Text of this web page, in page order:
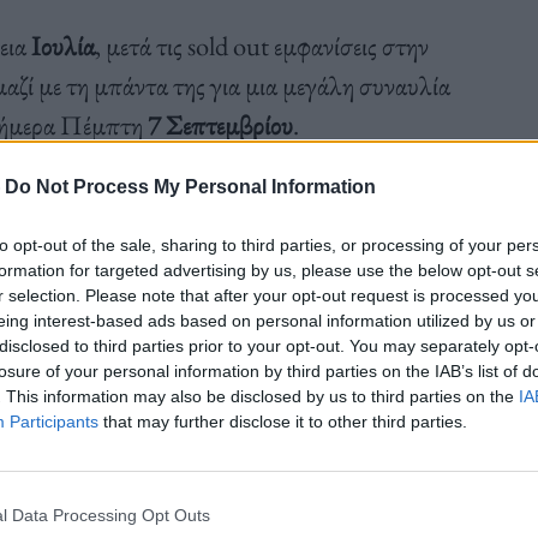
Do Not Process My Personal Information
opt-out of the sale, sharing to third parties, or processing of your
for targeted advertising by us, please use the below opt-out
selection. Please note that after your opt-out request is processed
interest-based ads based on personal information utilized by us
to third parties prior to your opt-out. You may separately
of your personal information by third parties on the IAB’s list of
This information may also be disclosed by us to third parties on the
Participants that may further disclose it to other third parties.
Data Processing Opt Outs
Ιουλία, μετά τις sold out εμφανίσεις στην
με τη μπάντα της για μια μεγάλη συναυλία
Πέμπτη7 Σεπτεμβρίου.
έχουμε αγαπήσει και τα έχουμε συνδέσει με
αγάπη και μεράκι – δείχνει τον τρόπο που
παλιά λαϊκά τραγούδια αλλά και νέα που θα